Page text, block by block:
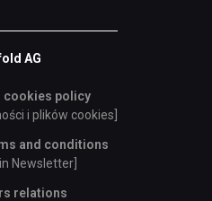
AG
cookies policy
i plików cookies]
and conditions
Newsletter]
relations